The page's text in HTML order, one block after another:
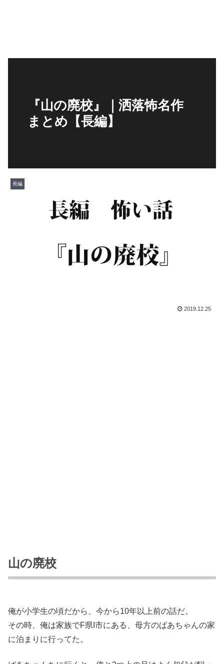
『山の廃校』｜洒落怖名作
まとめ【長編】
長編
2019.12.25
山の廃校
俺が小学生の頃だから、今から10年以上前の話だ。
その時、俺は家族でF県I市にある、母方のばあちゃんの家
に泊まりに行ってた。